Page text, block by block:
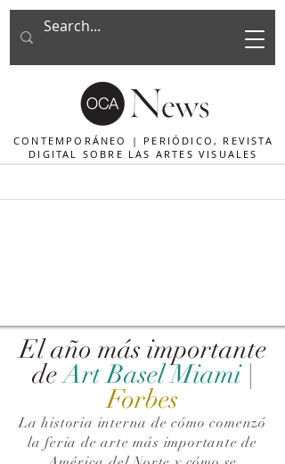
CONTEMPORÁNEO | PERIÓDICO, REVISTA
DIGITAL SOBRE LAS ARTES VISUALES
El año más importante
de Art Basel Miami |
Forbes
La historia interna de cómo comenzó
la feria de arte más importante de